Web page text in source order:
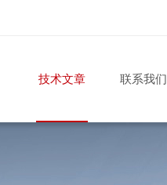
技术文章 联系我们